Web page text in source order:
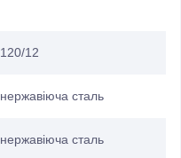
120/12
нержавіюча сталь
нержавіюча сталь